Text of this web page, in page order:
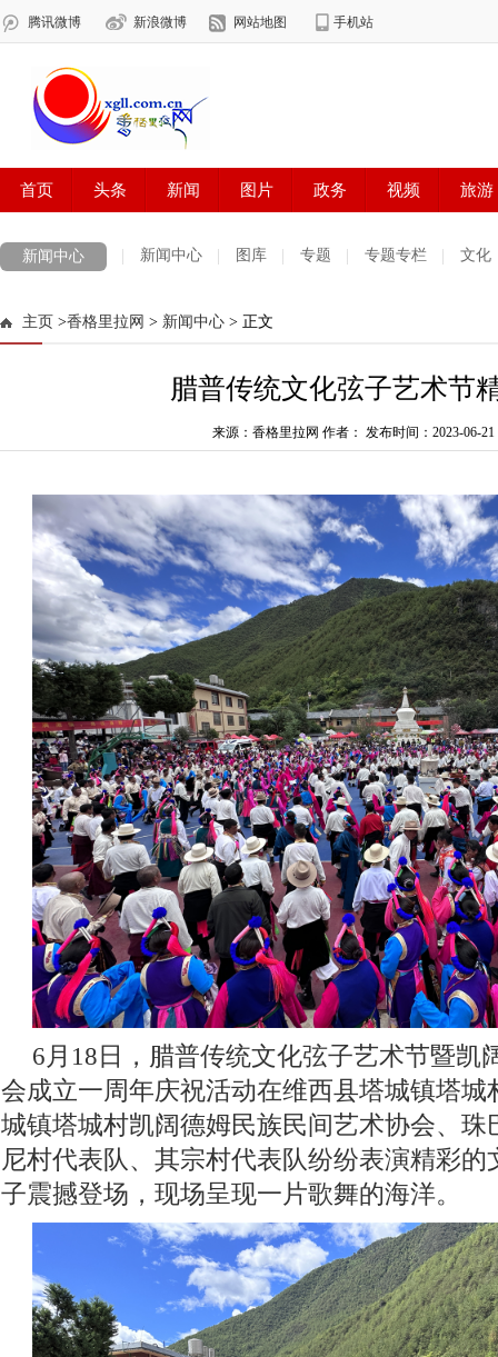
新闻中心 新闻中心 图库 专题 专题专栏 文化
法治迪庆
主页 >香格里拉网 > 新闻中心 > 正文
腊普传统文化弦子艺术节
来源：香格里拉网 作者： 发布时间：2023-06-21
6月18日，腊普传统文化弦子艺术节暨凯
会成立一周年庆祝活动在维西县塔城镇塔城
城镇塔城村凯阔德姆民族民间艺术协会、珠
尼村代表队、其宗村代表队纷纷表演精彩
子震撼登场，现场呈现一片歌舞的海洋。